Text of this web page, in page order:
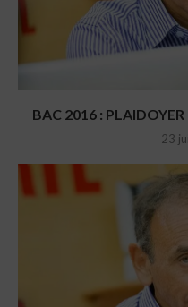
BAC 2016 :
23